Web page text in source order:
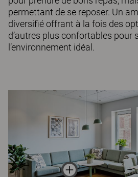
permettant de se reposer. Un
diversifié offrant à la fois des
d’autres plus confortables pour
l’environnement idéal.